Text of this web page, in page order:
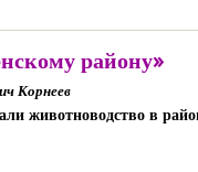
району»
Корнеев
животноводство в